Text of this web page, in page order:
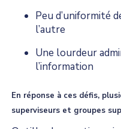
Peu d’uniformité
l’autre
Une lourdeur
l’information
En réponse à ces défis,
superviseurs et groupes